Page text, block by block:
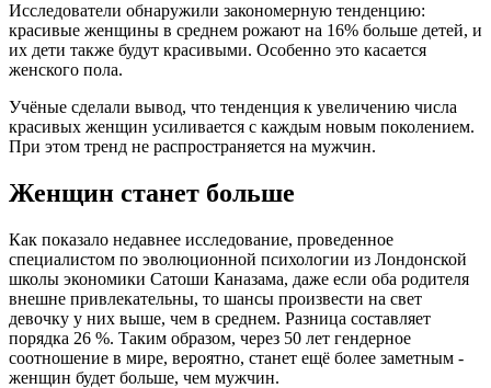
Исследователи обнаружили закономерную тенденцию:
красивые женщины в среднем рожают на 16% больше детей, и
их дети также будут красивыми. Особенно это касается
женского пола.
Учёные сделали вывод, что тенденция к увеличению числа
красивых женщин усиливается с каждым новым поколением.
При этом тренд не распространяется на мужчин.
Женщин станет больше
Как показало недавнее исследование, проведенное
специалистом по эволюционной психологии из Лондонской
школы экономики Сатоши Каназама, даже если оба родителя
внешне привлекательны, то шансы произвести на свет
девочку у них выше, чем в среднем. Разница составляет
порядка 26 %. Таким образом, через 50 лет гендерное
соотношение в мире, вероятно, станет ещё более заметным -
женщин будет больше, чем мужчин.